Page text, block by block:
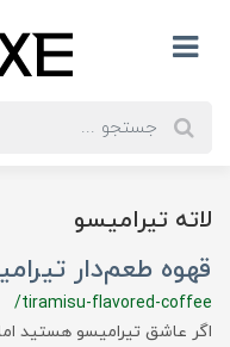
لاته تیرامیسو
قهوه طعم‌دار
/tiramisu-flavored-coffee
اگر عاشق تیرامیسو هستید